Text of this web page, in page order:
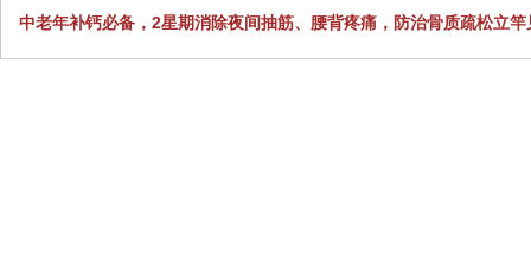
中老年补钙必备，2星期消除夜间抽筋、腰背疼痛，防治骨质疏松立竿